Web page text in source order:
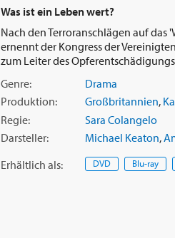
Was ist ein Leben wert?
Nach den Terroranschlägen auf das
ernennt der Kongress der
zum Leiter des
Genre:
Drama
Produktion:
Großbritannien,
Regie:
Sara Colangelo
Darsteller:
Michael Keaton,
Erhältlich als: DVD Blu-ray